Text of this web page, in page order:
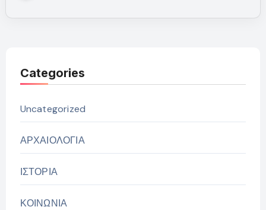
Categories
Uncategorized
ΑΡΧΑΙΟΛΟΓΙΑ
ΙΣΤΟΡΙΑ
ΚΟΙΝΩΝΙΑ